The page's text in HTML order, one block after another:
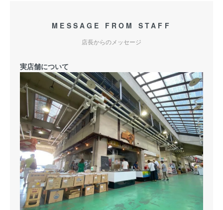
MESSAGE FROM STAFF
店長からのメッセージ
実店舗について